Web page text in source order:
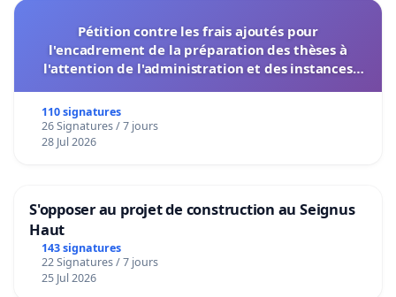
Pétition contre les frais ajoutés pour
l'encadrement de la préparation des thèses à
l'attention de l'administration et des instances
110 signatures
26 Signatures / 7 jours
28 Jul 2026
S'opposer au projet de construction au Seignus
Haut
143 signatures
22 Signatures / 7 jours
25 Jul 2026